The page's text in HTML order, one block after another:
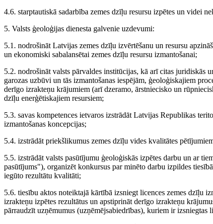
4.6. starptautiskā sadarbība zemes dzīļu resursu izpētes un videi
5. Valsts ģeoloģijas dienesta galvenie uzdevumi:
5.1. nodrošināt Latvijas zemes dzīļu izvērtēšanu un resursu
un ekonomiski sabalansētai zemes dzīļu resursu izmantošanai;
5.2. nodrošināt valsts pārvaldes institūcijas, kā arī citas juridiskās
garozas uzbūvi un tās izmantošanas iespējām, ģeoloģiskajiem
derīgo izrakteņu krājumiem (arī dzeramo, ārstniecisko un
dzīļu enerģētiskajiem resursiem;
5.3. savas kompetences ietvaros izstrādāt Latvijas Republikas
izmantošanas koncepcijas;
5.4. izstrādāt priekšlikumus zemes dzīļu vides kvalitātes
5.5. izstrādāt valsts pasūtījumu ģeoloģiskās izpētes darbu un ar
pasūtījums"), organizēt konkursus par minēto darbu izpildes
iegūto rezultātu kvalitāti;
5.6. tiesību aktos noteiktajā kārtībā izsniegt licences zemes dzīļu
izrakteņu izpētes rezultātus un apstiprināt derīgo izrakteņu
pārraudzīt uzņēmumus (uzņēmējsabiedrības), kuriem ir izsniegtas